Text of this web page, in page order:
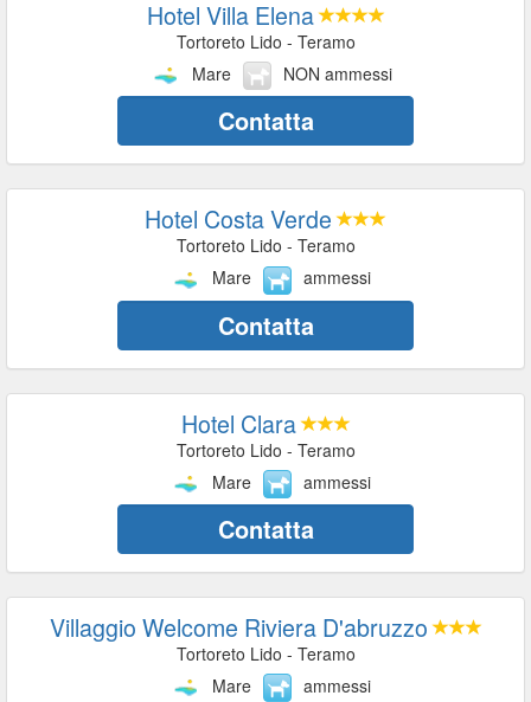
Hotel Villa Elena
Tortoreto Lido - Teramo
Mare
NON ammessi
Contatta
Hotel Costa Verde
Tortoreto Lido - Teramo
Mare
ammessi
Contatta
Hotel Clara
Tortoreto Lido - Teramo
Mare
ammessi
Contatta
Villaggio Welcome Riviera D'abruzzo
Tortoreto Lido - Teramo
Mare
ammessi